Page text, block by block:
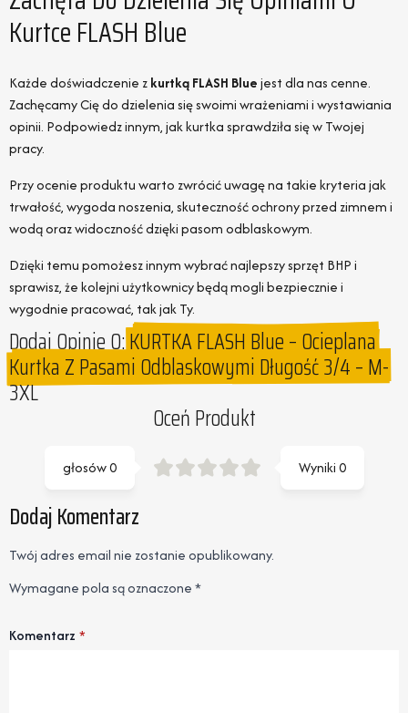
Kurtce FLASH Blue
Każde doświadczenie zkurtką FLASH Bluejest dla nas cenne.
Zachęcamy Cię do dzielenia się swoimi wrażeniami i wystawiania
opinii. Podpowiedz innym, jak kurtka sprawdziła się w Twojej
pracy.
Przy ocenie produktu warto zwrócić uwagę na takie kryteria jak
trwałość, wygoda noszenia, skuteczność ochrony przed zimnem i
wodą oraz widoczność dzięki pasom odblaskowym.
Dzięki temu pomożesz innym wybrać najlepszy sprzęt BHP i
sprawisz, że kolejni użytkownicy będą mogli bezpiecznie i
wygodnie pracować, tak jak Ty.
Dodaj Opinie O:KURTKA FLASH Blue – Ocieplana
Kurtka Z Pasami Odblaskowymi Długość 3/4 – M-
3XL
Oceń Produkt
Wyniki0
głosów0
Dodaj Komentarz
Twój adres email nie zostanie opublikowany.
Wymagane pola są oznaczone*
Komentarz *